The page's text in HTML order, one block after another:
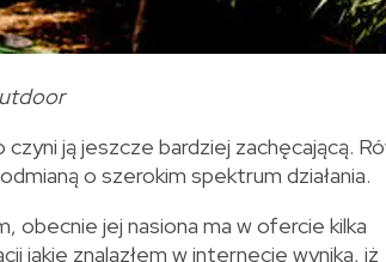
ją jeszcze bardziej zachęcającą.
o szerokim spektrum działania.
obecnie jej nasiona ma w ofercie kilka
jakie znalazłem w internecie wynika, iż